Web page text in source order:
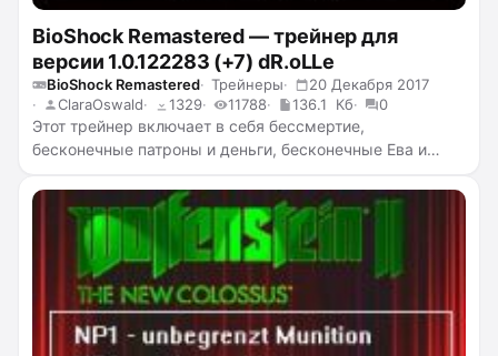
BioShock Remastered — трейнер для
версии 1.0.122283 (+7) dR.oLLe
BioShock Remastered Трейнеры
20 Декабря 2017
ClaraOswald
1329 11788 136.1 Кб 0
Этот трейнер включает в себя бессмертие,
бесконечные патроны и деньги, бесконечные Ева и
индикатора ударов.